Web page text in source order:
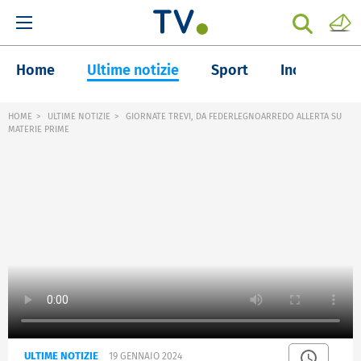
Home Ultime notizie Sport Inchieste
HOME ULTIME NOTIZIE
GIORNATE TREVI, DA FEDERLEGNOARREDO ALLERTA SU
MATERIE PRIME
ULTIME NOTIZIE 19 GENNAIO 2024